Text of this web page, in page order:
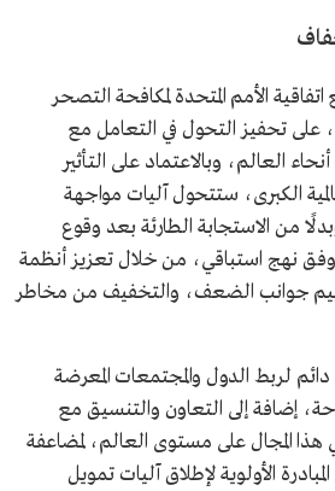
الأمم المتحدة لمكافحة التصحر
على تحفيز التحول في التعامل مع
العالم، وبالاعتماد على التأثير
الكبرى، ستتحول آليات مواجهة
من الاستجابة الطارئة بعد وقوع
نهج استباقي، من خلال تعزيز أنظمة
وتقييم جوانب الضعف، والتخفيف من مخاطر
دائم لربط الدول والمجتمعات المعرضة
إضافة إلى التعاون والتنسيق مع
هذا المجال على مستوى العالم، لمضاعفة
الأولوية لإطلاق آليات تمويل